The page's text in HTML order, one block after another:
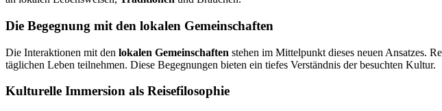
Die Begegnung mit den lokalen Gemeinschaften
Die Interaktionen mit den lokalen Gemeinschaften stehen im Mittelpunkt dieses neuen Ansatzes.
täglichen Leben teilnehmen. Diese Begegnungen bieten ein tiefes Verständnis der besuchten Kultur.
Kulturelle Immersion als Reisefilosophie